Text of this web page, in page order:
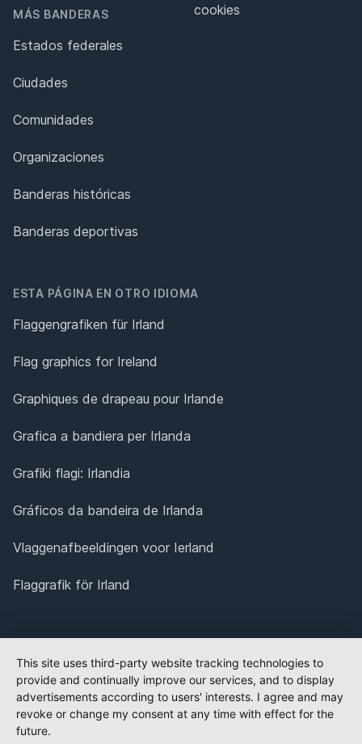
MÁS BANDERAS
Estados federales
Ciudades
Comunidades
Organizaciones
Banderas históricas
Banderas deportivas
cookies
ESTA PÁGINA EN OTRO IDIOMA
Flaggengrafiken für Irland
Flag graphics for Ireland
Graphiques de drapeau pour Irlande
Grafica a bandiera per Irlanda
Grafiki flagi: Irlandia
Gráficos da bandeira de Irlanda
Vlaggenafbeeldingen voor Ierland
Flaggrafik för Irland
This site uses third-party website tracking technologies to
provide and continually improve our services, and to display
advertisements according to users' interests. I agree and may
revoke or change my consent at any time with effect for the
future.